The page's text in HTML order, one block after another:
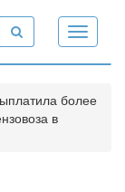
Toggle
более
в